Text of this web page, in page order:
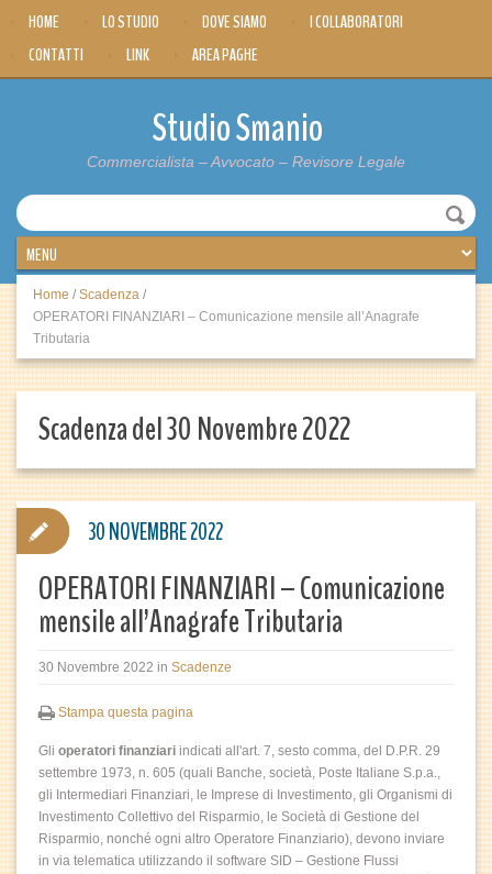
HOME LO STUDIO DOVE SIAMO
I COLLABORATORI
CONTATTI
LINK AREA PAGHE
Studio Smanio
Commercialista – Avvocato – Revisore Legale
Home / Scadenza /
OPERATORI FINANZIARI – Comunicazione mensile all’Anagrafe
Tributaria
Scadenza del 30 Novembre 2022
OPERATORI FINANZIARI – Comunicazione
mensile all’Anagrafe Tributaria
30 Novembre 2022 in Scadenze
Stampa questa pagina
Gli operatori finanziari indicati all'art. 7, sesto comma, del D.P.R. 29
settembre 1973, n. 605 (quali Banche, società, Poste Italiane S.p.a.,
gli Intermediari Finanziari, le Imprese di Investimento, gli Organismi di
Investimento Collettivo del Risparmio, le Società di Gestione del
Risparmio, nonché ogni altro Operatore Finanziario), devono inviare
in via telematica utilizzando il software SID – Gestione Flussi
30 NOVEMBRE 2022